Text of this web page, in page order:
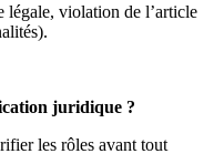
légale, violation de l’article
juridique ?
les rôles avant tout